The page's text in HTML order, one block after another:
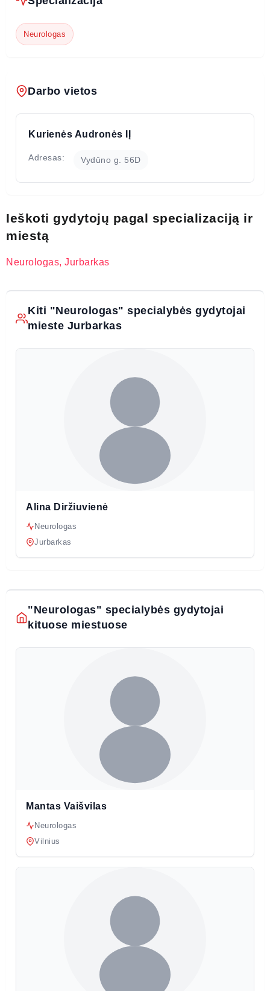
Neurologas
Darbo vietos
Kurienės Audronės IĮ
Adresas: Vydūno g. 56D
Ieškoti gydytojų pagal specializaciją ir
miestą
Neurologas, Jurbarkas
Kiti "Neurologas" specialybės gydytojai
mieste Jurbarkas
Alina Diržiuvienė
Neurologas
Jurbarkas
"Neurologas" specialybės gydytojai
kituose miestuose
Mantas Vaišvilas
Neurologas
Vilnius